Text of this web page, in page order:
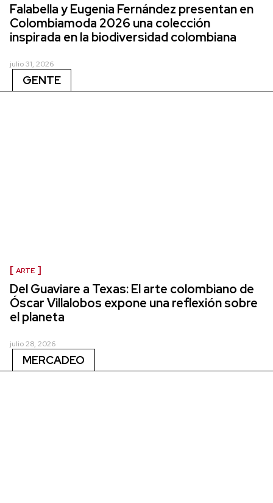
Falabella y Eugenia Fernández presentan en
Colombiamoda 2026 una colección
inspirada en la biodiversidad colombiana
julio 31, 2026
GENTE
ARTE
Del Guaviare a Texas: El arte colombiano de
Óscar Villalobos expone una reflexión sobre
el planeta
julio 28, 2026
MERCADEO